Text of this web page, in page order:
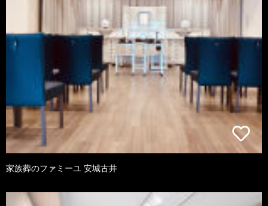
家族葬のファミーユ 安城古井